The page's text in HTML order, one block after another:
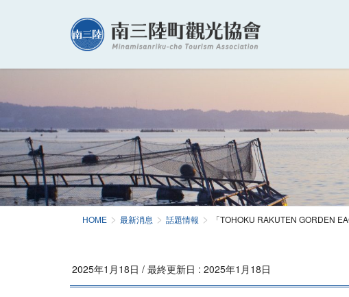
HOME 最新消息 話題情報 「TOHOKU RAKUTEN GORDEN
2025年1月18日 / 最終更新日 : 2025年1月18日